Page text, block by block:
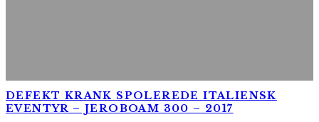
DEFEKT KRANK SPOLEREDE ITALIENSK
EVENTYR – JEROBOAM 300 – 2017